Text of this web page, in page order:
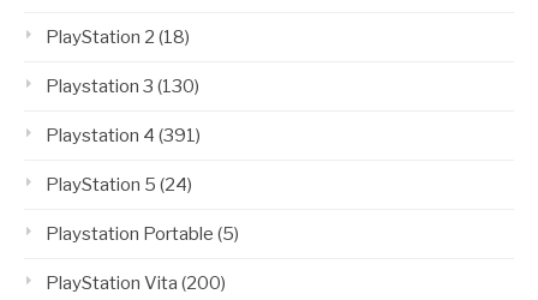
PlayStation 2 (18)
Playstation 3 (130)
Playstation 4 (391)
PlayStation 5 (24)
Playstation Portable (5)
PlayStation Vita (200)